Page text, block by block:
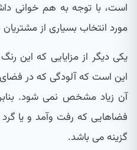
است، با توجه به هم خوانی
مورد انتخاب بسیاری از
یکی دیگر از مزایایی که این
این است که آلودگی که در
آن زیاد مشخص نمی شود.
فضاهایی که رفت وآمد و یا
گزینه می باشد.